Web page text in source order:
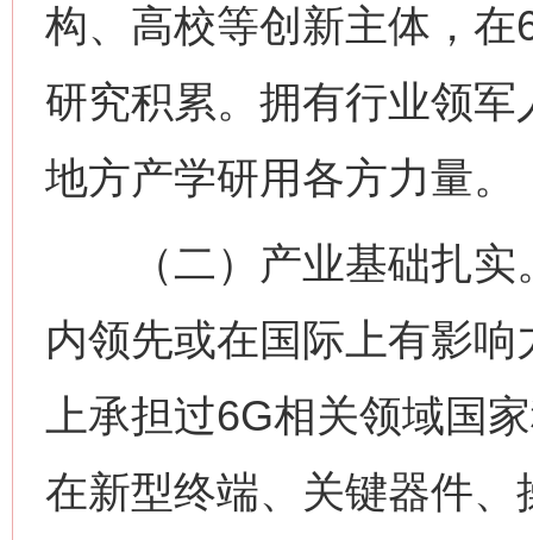
构、高校等创新主体，
研究积累。拥有行业领
地方产学研用各方力量。
（二）产业基础扎实
内领先或在国际上有影
上承担过6G相关领域国
在新型终端、关键器件